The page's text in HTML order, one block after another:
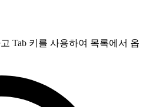
Tab 키를 사용하여 목록에서 옵